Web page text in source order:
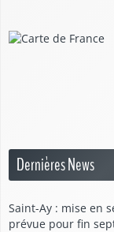
Dernières News
Saint-Ay : mise en
prévue pour fin